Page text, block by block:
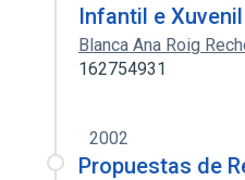
Infantil e
Blanca Ana Roig
162754931
2002
Propuestas de